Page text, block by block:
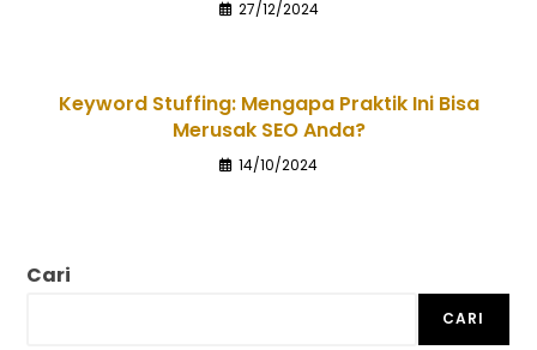
27/12/2024
Keyword Stuffing: Mengapa Praktik Ini Bisa
Merusak SEO Anda?
14/10/2024
Cari
CARI